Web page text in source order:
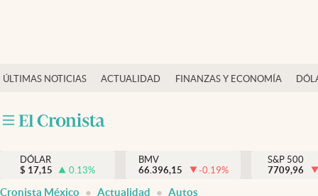
ÚLTIMAS NOTICIAS ACTUALIDAD FINANZAS Y ECONOMÍA
Actualidad
Internacionales
Opinión
DÓLAR
$ 17,15 0.13%
BMV
66.396,15
-0.19%
S&P 500
7709,96
Cronista México Actualidad Autos